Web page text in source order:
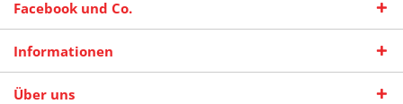
Facebook und Co.
Informationen
Über uns